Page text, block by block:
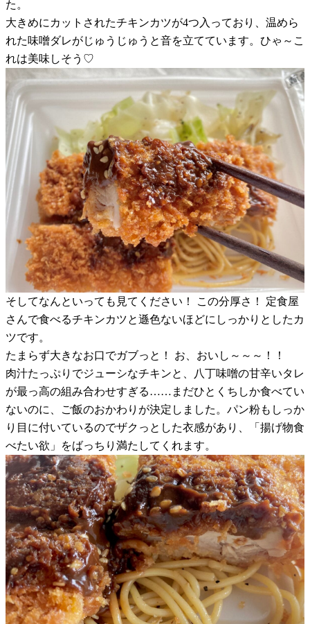
た。
大きめにカットされたチキンカツが4つ入っており、温めら
れた味噌ダレがじゅうじゅうと音を立てています。ひゃ～こ
れは美味しそう♡
そしてなんといっても見てください！ この分厚さ！ 定食屋
さんで食べるチキンカツと遜色ないほどにしっかりとしたカ
ツです。
たまらず大きなお口でガブっと！ お、おいし～～～！！
肉汁たっぷりでジューシなチキンと、八丁味噌の甘辛いタレ
が最っ高の組み合わせすぎる……まだひとくちしか食べてい
ないのに、ご飯のおかわりが決定しました。パン粉もしっか
り目に付いているのでザクっとした衣感があり、「揚げ物食
べたい欲」をばっちり満たしてくれます。